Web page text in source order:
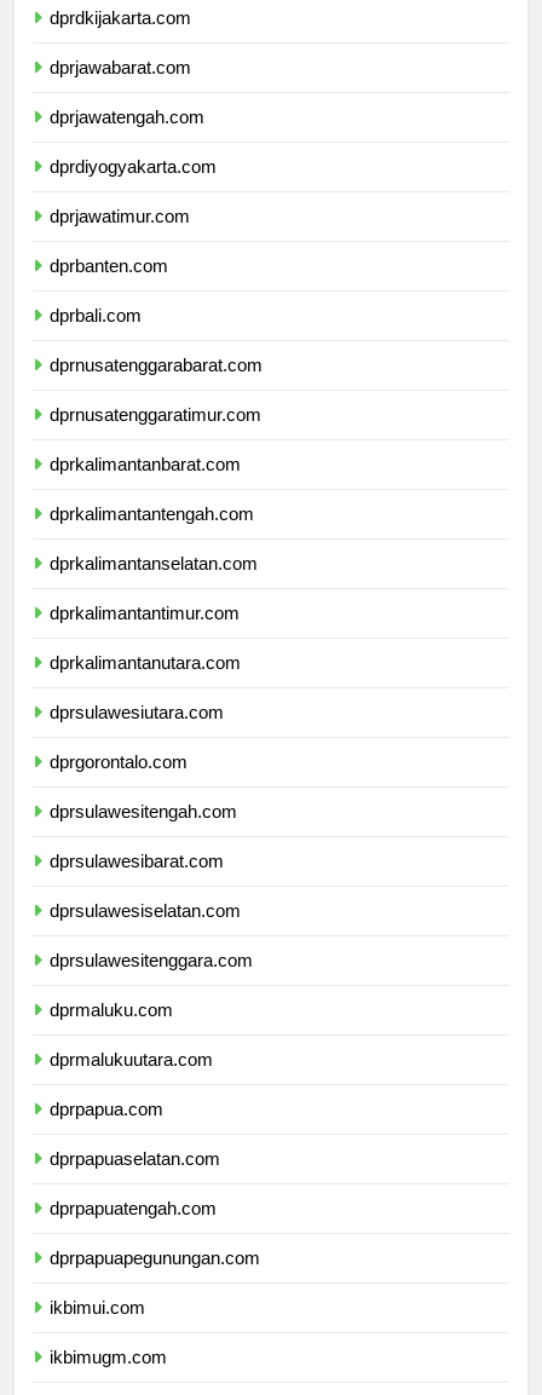
dprdkijakarta.com
dprjawabarat.com
dprjawatengah.com
dprdiyogyakarta.com
dprjawatimur.com
dprbanten.com
dprbali.com
dprnusatenggarabarat.com
dprnusatenggaratimur.com
dprkalimantanbarat.com
dprkalimantantengah.com
dprkalimantanselatan.com
dprkalimantantimur.com
dprkalimantanutara.com
dprsulawesiutara.com
dprgorontalo.com
dprsulawesitengah.com
dprsulawesibarat.com
dprsulawesiselatan.com
dprsulawesitenggara.com
dprmaluku.com
dprmalukuutara.com
dprpapua.com
dprpapuaselatan.com
dprpapuatengah.com
dprpapuapegunungan.com
ikbimui.com
ikbimugm.com